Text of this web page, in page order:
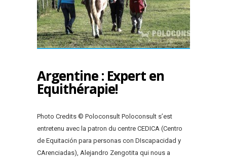
Argentine : Expert en
Equithérapie!
Photo Credits © Poloconsult Poloconsult s’est
entretenu avec la patron du centre CEDICA (Centro
de Equitación para personas con DIscapacidad y
CArenciadas), Alejandro Zengotita qui nous a